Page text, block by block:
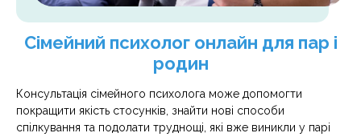
Сімейний психолог онлайн для пар і
родин
Консультація сімейного психолога може допомогти
покращити якість стосунків, знайти нові способи
спілкування та подолати труднощі, які вже виникли у парі